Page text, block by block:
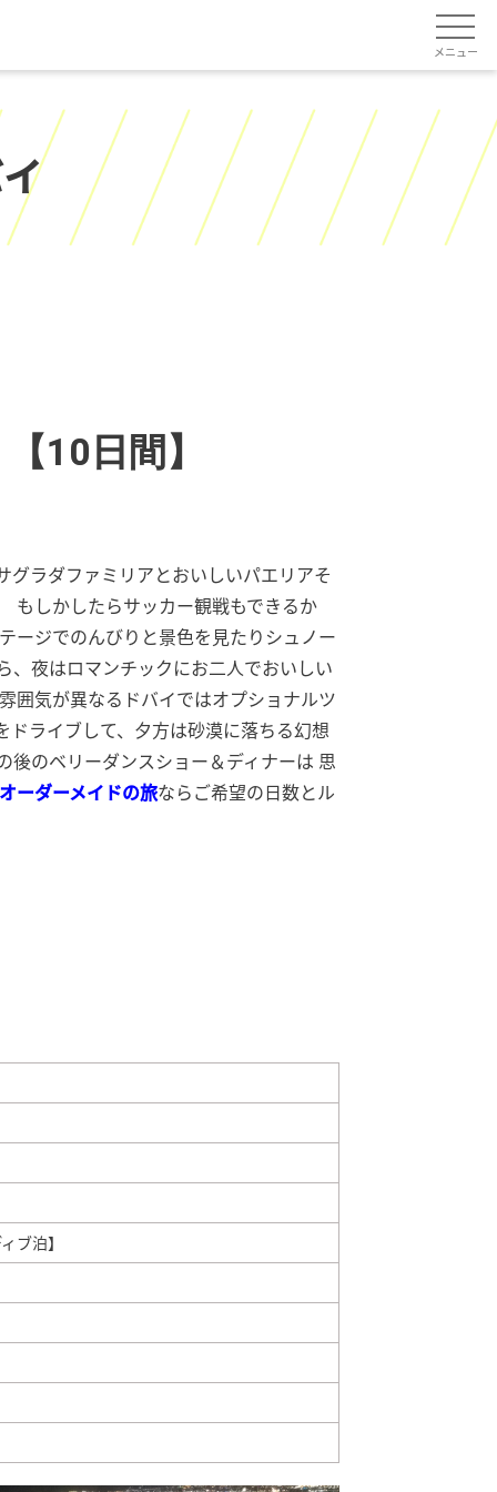
メニュー
10日間】
グラダファミリアとおいしいパエリアそ
しかしたらサッカー観戦もできるか
ージでのんびりと景色を見たりシュノー
、夜はロマンチックにお二人でおいしい
囲気が異なるドバイではオプショナルツ
ドライブして、夕方は砂漠に落ちる幻想
後のベリーダンスショー＆ディナーは 思
オーダーメイドの旅ならご希望の日数とル
ブ泊】